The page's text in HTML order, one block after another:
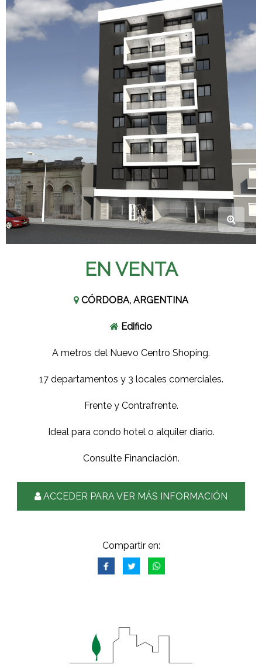
EN VENTA
CÓRDOBA, ARGENTINA
Edificio
A metros del Nuevo Centro Shoping.
17 departamentos y 3 locales comerciales.
Frente y Contrafrente.
Ideal para condo hotel o alquiler diario.
Consulte Financiación.
ACCEDER PARA VER MÁS INFORMACIÓN
Compartir en: